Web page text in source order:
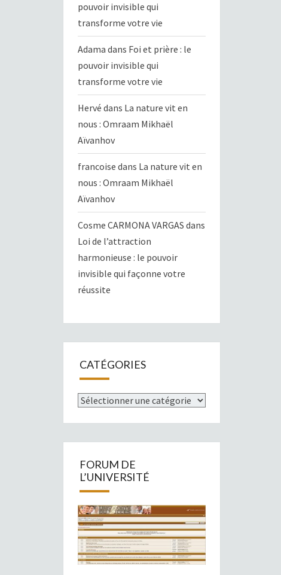
pouvoir invisible qui
transforme votre vie
Adama dans Foi et prière : le
pouvoir invisible qui
transforme votre vie
Hervé dans La nature vit en
nous : Omraam Mikhaël
Aïvanhov
francoise dans La nature vit en
nous : Omraam Mikhaël
Aïvanhov
Cosme CARMONA VARGAS dans
Loi de l’attraction
harmonieuse : le pouvoir
invisible qui façonne votre
réussite
CATÉGORIES
Catégories
FORUM DE
L’UNIVERSITÉ